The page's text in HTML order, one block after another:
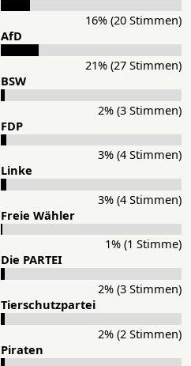
16% (20 Stimmen)
AfD
21% (27 Stimmen)
BSW
2% (3 Stimmen)
FDP
3% (4 Stimmen)
Lin­ke
3% (4 Stimmen)
Freie Wähler
1% (1 Stimme)
Die PAR­TEI
2% (3 Stimmen)
Tier­schutz­partei
2% (2 Stimmen)
Pi­ra­ten